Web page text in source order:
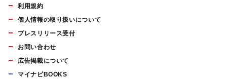
利用規約
個人情報の取り扱いについて
プレスリリース受付
お問い合わせ
広告掲載について
マイナビBOOKS